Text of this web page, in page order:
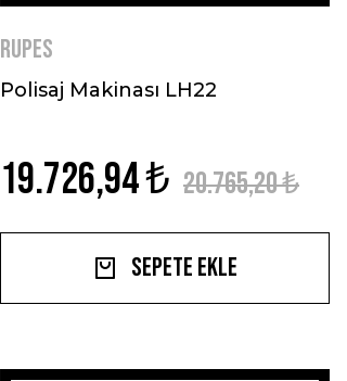
RUPES
Polisaj Makinası LH22
19.726,94 ₺ 20.765,20 ₺
Sepete Ekle